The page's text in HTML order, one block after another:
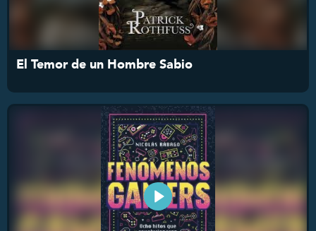
El Temor de un Hombre Sabio